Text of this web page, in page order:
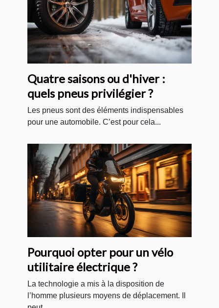
Quatre saisons ou d'hiver :
quels pneus privilégier ?
Les pneus sont des éléments indispensables
pour une automobile. C’est pour cela...
Pourquoi opter pour un vélo
utilitaire électrique ?
La technologie a mis à la disposition de
l’homme plusieurs moyens de déplacement. Il